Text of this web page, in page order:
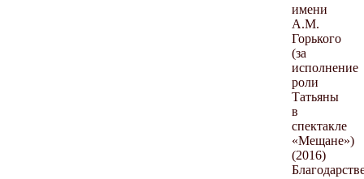
имени
А.М.
Горького
(за
исполнение
роли
Татьяны
в
спектакле
«Мещане»)
(2016)